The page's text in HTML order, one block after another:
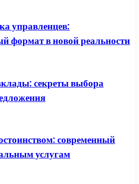
управленцев:
формат в новой реальности
секреты выбора
современный
услугам